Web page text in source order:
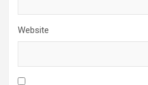
Website